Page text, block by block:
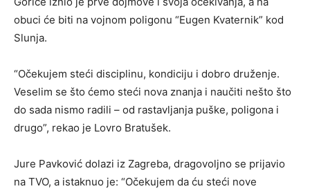
obuci će biti na vojnom poligonu “Eugen Kvaternik” kod
Slunja.
“Očekujem steći disciplinu, kondiciju i dobro druženje.
Veselim se što ćemo steći nova znanja i naučiti nešto što
do sada nismo radili – od rastavljanja puške, poligona i
drugo”, rekao je Lovro Bratušek.
Jure Pavković dolazi iz Zagreba, dragovoljno se prijavio
na TVO, a istaknuo je: “Očekujem da ću steći nove